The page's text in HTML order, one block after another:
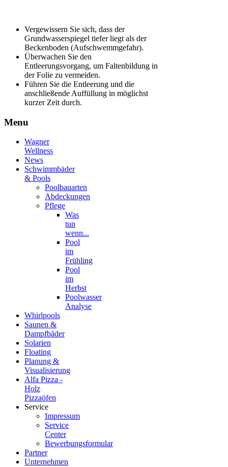
Vergewissern Sie sich, dass der
Grundwasserspiegel tiefer liegt als der
Beckenboden (Aufschwemmgefahr).
Überwachen Sie den
Entleerungsvorgang, um Faltenbildung in
der Folie zu vermeiden.
Führen Sie die Entleerung und die
anschließende Auffüllung in möglichst
kurzer Zeit durch.
Menu
Wagner
Wellness
News
Schwimmbäder
& Pools
Poolbauarten
Abdeckungen
Pflege
Was
tun
wenn...
Pool
im
Frühling
Pool
im
Herbst
Poolwasser
Analyse
Whirlpools
Saunen &
Dampfbäder
Solarien
Floating
Planung &
Visualisierung
Alfa Pizza -
Holz
Pizzaöfen
Service
Impressum
Service
Center
Bewerbungsformular
Partner
Unternehmen